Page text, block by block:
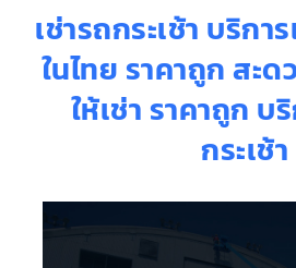
เช่ารถกระเช้า บริกา
ในไทย ราคาถูก สะด
ให้เช่า ราคาถูก บ
กระเช้า